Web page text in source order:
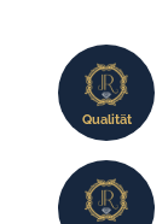
Qualität